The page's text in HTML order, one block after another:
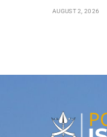
AUGUST 2, 2026